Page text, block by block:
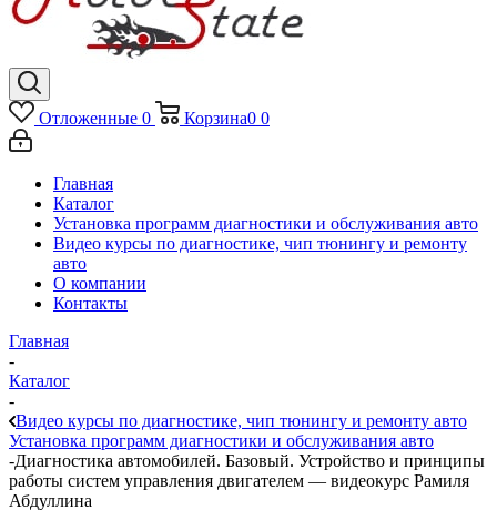
Отложенные 0 Корзина0 0
Главная
Каталог
Установка программ диагностики и обслуживания авто
Видео курсы по диагностике, чип тюнингу и ремонту
авто
О компании
Контакты
Главная
-
Каталог
-
Видео курсы по диагностике, чип тюнингу и ремонту авто
Установка программ диагностики и обслуживания авто
-Диагностика автомобилей. Базовый. Устройство и принципы
работы систем управления двигателем — видеокурс Рамиля
Абдуллина